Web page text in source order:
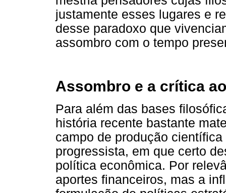
justamente esses lugares e
desse paradoxo que
assombro com o tempo
Assombro e a crítica
Para além das bases
história recente bastante
campo de produção
progressista, em que certo
política econômica. Por
aportes financeiros, mas a